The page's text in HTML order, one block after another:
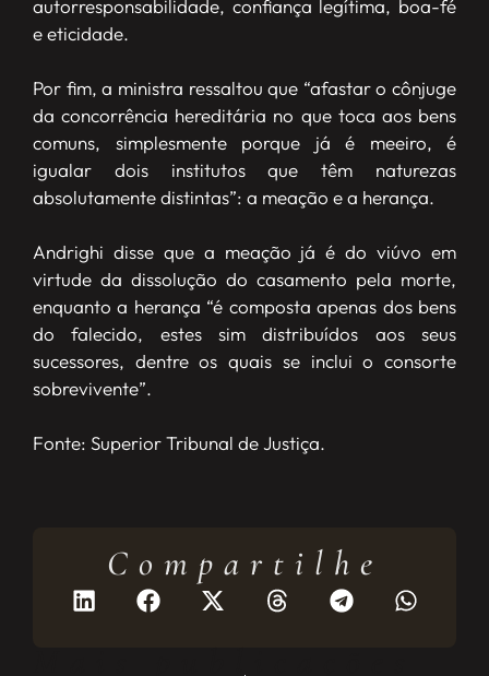
autorresponsabilidade, confiança legítima, boa-fé
e eticidade.
Por fim, a ministra ressaltou que “afastar o cônjuge
da concorrência hereditária no que toca aos bens
comuns, simplesmente porque já é meeiro, é
igualar dois institutos que têm naturezas
absolutamente distintas”: a meação e a herança.
Andrighi disse que a meação já é do viúvo em
virtude da dissolução do casamento pela morte,
enquanto a herança “é composta apenas dos bens
do falecido, estes sim distribuídos aos seus
sucessores, dentre os quais se inclui o consorte
sobrevivente”.
Fonte: Superior Tribunal de Justiça.
Compartilhe